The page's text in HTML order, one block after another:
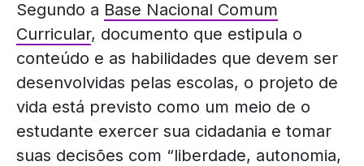
Segundo a Base Nacional Comum
Curricular, documento que estipula o
conteúdo e as habilidades que devem ser
desenvolvidas pelas escolas, o projeto de
vida está previsto como um meio de o
estudante exercer sua cidadania e tomar
suas decisões com “liberdade, autonomia,